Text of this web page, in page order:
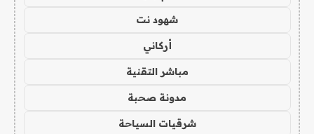
شهود نت
أركاني
مباشر التقنية
مدونة صحبة
شرقيات السياحة